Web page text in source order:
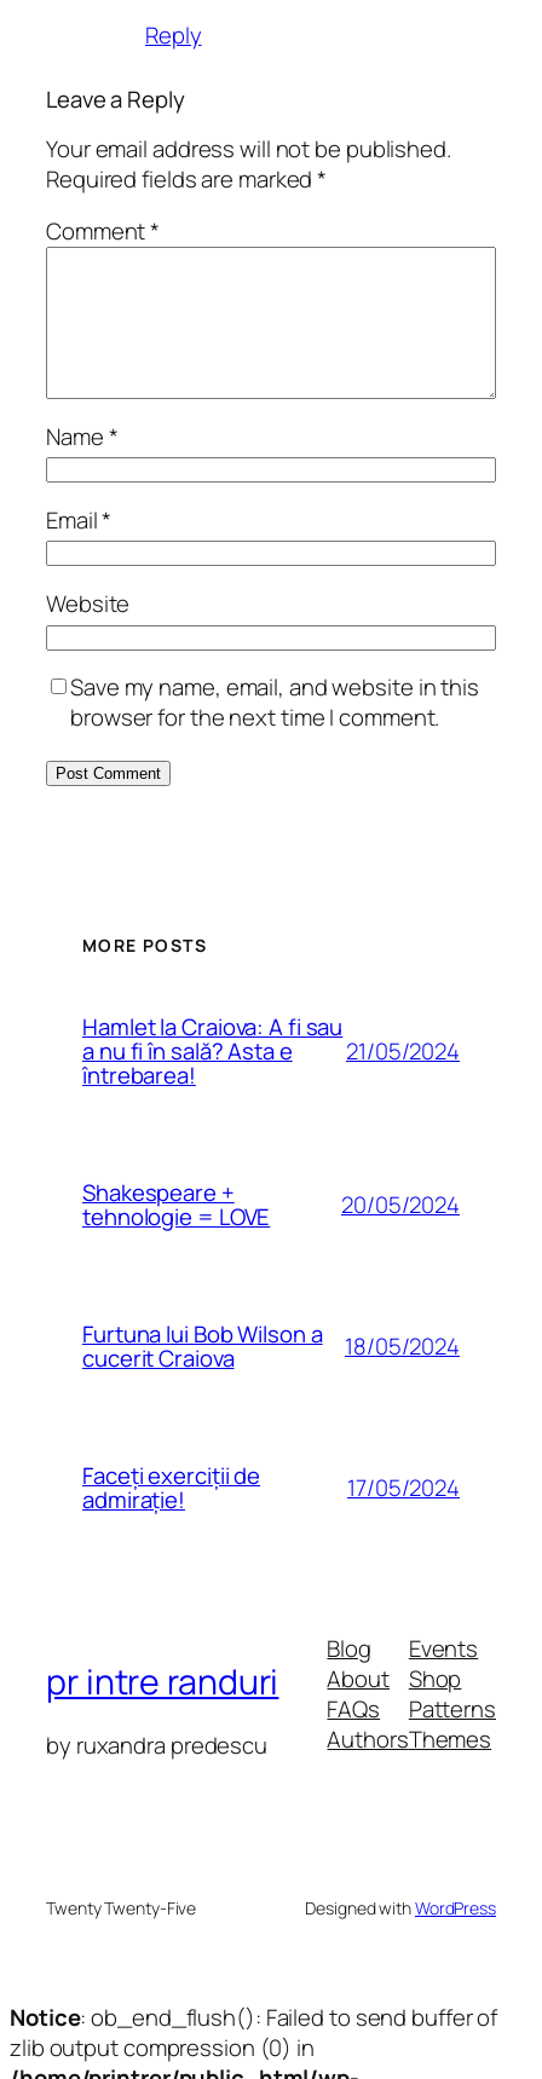
Reply
Leave a Reply
Your email address will not be published.
Required fields are marked*
Comment*
Name*
Email*
Website
Save my name, email, and website in this
browser for the next time I comment.
MORE POSTS
Hamlet la Craiova: A fi sau
a nu fi în sală? Asta e
întrebarea!
21/05/2024
Shakespeare +
tehnologie = LOVE 20/05/2024
Furtuna lui Bob Wilson a
cucerit Craiova 18/05/2024
Faceți exerciții de
admirație! 17/05/2024
pr intre randuri
by ruxandra predescu
Blog
About
FAQs
Authors
Events
Shop
Patterns
Themes
Twenty Twenty-Five Designed withWordPress
Notice: ob_end_flush(): Failed to send buffer of
zlib output compression (0) in